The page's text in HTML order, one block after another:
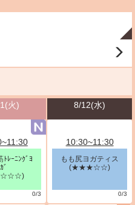
火) 8/12(水)
ﾄﾚｰﾆﾝｸﾞﾖ
ｶﾞ
0/3
10:30~11:30
もも尻ヨガティス
(★★★☆☆)
0/3